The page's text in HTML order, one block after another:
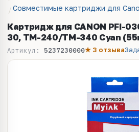
Совместимые картриджи для
Картридж для CANON PFI-
30, TM-240/ТМ-340 Cyan
Артикул: 5237230000★ 3 отзыва